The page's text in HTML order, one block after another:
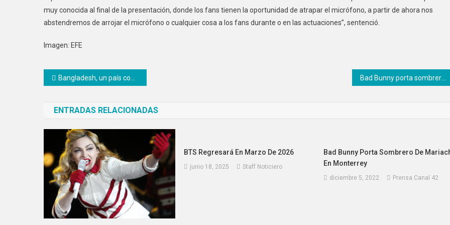
muy conocida al final de la presentación, donde los fans tienen la oportunidad de atrapar el micrófono, a partir de ahora nos
abstendremos de arrojar el micrófono o cualquier cosa a los fans durante o en las actuaciones”, sentenció.
Imagen: EFE
Navegación
entradas
Bangladesh, un país completo aficionado de la selección argentina
ENTRADAS RELACIONADAS
BTS Regresará En Marzo De 2026
junio 18, 2025 Staff Noticiero
Bad Bunny Porta Sombrero De
En Monterrey
diciembre 5, 2022 Prensa Canal 42